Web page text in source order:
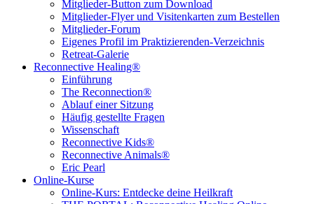
Mitglieder-Button zum Download
Mitglieder-Flyer und Visitenkarten zum Bestellen
Mitglieder-Forum
Eigenes Profil im Praktizierenden-Verzeichnis
Retreat-Galerie
Reconnective Healing®
Einführung
The Reconnection®
Ablauf einer Sitzung
Häufig gestellte Fragen
Wissenschaft
Reconnective Kids®
Reconnective Animals®
Eric Pearl
Online-Kurse
Online-Kurs: Entdecke deine Heilkraft